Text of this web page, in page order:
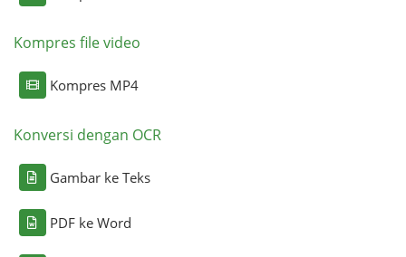
Kompres file video
Kompres MP4
Konversi dengan OCR
Gambar ke Teks
PDF ke Word